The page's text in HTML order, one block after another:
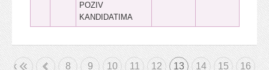
POZIV
KANDIDATIMA
« 8 9 10 11 12 13 14 15 16